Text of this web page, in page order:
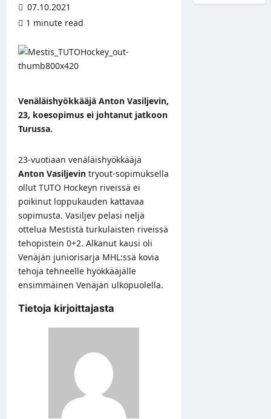
07.10.2021
1 minute read
Venäläishyökkääjä Anton Vasiljevin,
23, koesopimus ei johtanut jatkoon
Turussa.
23-vuotiaan venäläishyökkääjä
Anton Vasiljevin tryout-sopimuksella
ollut TUTO Hockeyn riveissä ei
poikinut loppukauden kattavaa
sopimusta. Vasiljev pelasi neljä
ottelua Mestistä turkulaisten riveissä
tehopistein 0+2. Alkanut kausi oli
Venäjän juniorisarja MHL:ssä kovia
tehoja tehneelle hyökkääjälle
ensimmäinen Venäjän ulkopuolella.
Tietoja kirjoittajasta